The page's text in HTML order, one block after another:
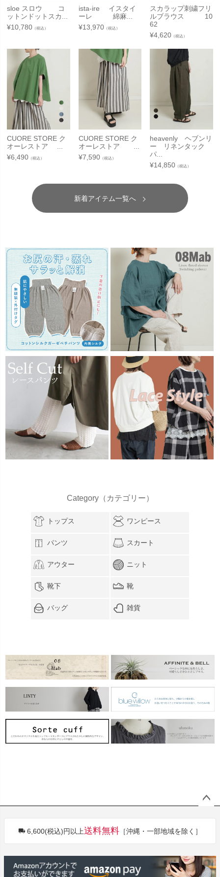
sloe スロウ コ
ットンドットスカ...
¥10,780 （税込）
ista-ire イスタイ
ーレ 綿麻...
¥13,970（税込）
スカラップ刺繍フリ
ルブラウス 10
62
¥4,620 （税込）
CUORE STORE ク
オーレストア ...
¥6,490 （税込）
CUORE STORE ク
オーレストア ...
¥7,590（税込）
heavenly ヘブンリ
ー リネンタック
パ...
¥14,850 （税込）
新着アイテム一覧へ
Category（カテゴリー）
トップス ワンピース
パンツ スカート
アウター ニット
靴下 靴
バッグ 雑貨
へ
6,600(税込)円以上送料無料 ［沖縄・一部地域を除く］